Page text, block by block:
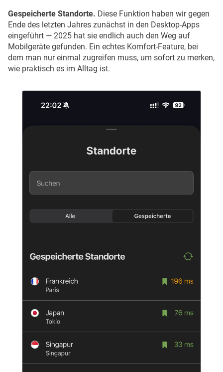
Verbesserte Unterstützung für Barrierefreiheit.
Gespeicherte Standorte. Diese Funktion haben wir gegen
Ende des letzten Jahres zunächst in den Desktop-Apps
eingeführt — 2025 hat sie endlich auch den Weg auf
Mobilgeräte gefunden. Ein echtes Komfort-Feature, bei
dem man nur einmal zugreifen muss, um sofort zu merken,
wie praktisch es im Alltag ist.